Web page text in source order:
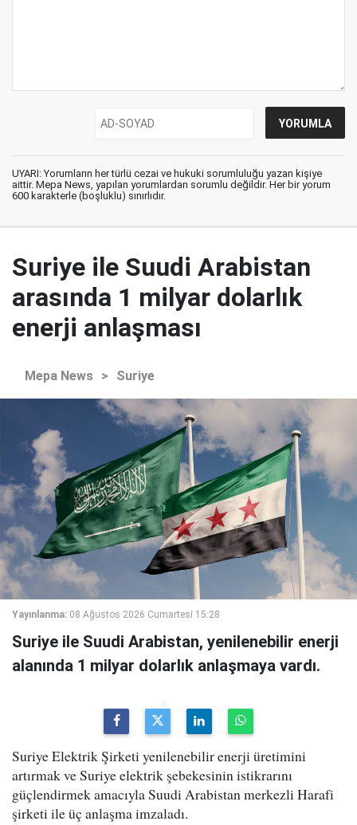
UYARI: Yorumların her türlü cezai ve hukuki sorumluluğu yazan kişiye
aittir. Mepa News, yapılan yorumlardan sorumlu değildir. Her bir yorum
600 karakterle (boşluklu) sınırlıdır.
Suriye ile Suudi Arabistan
arasında 1 milyar dolarlık
enerji anlaşması
Mepa News > Suriye
Yayınlanma: 08 Ağustos 2026 Cumartesi 15:28
Suriye ile Suudi Arabistan, yenilenebilir enerji
alanında 1 milyar dolarlık anlaşmaya vardı.
Suriye Elektrik Şirketi yenilenebilir enerji üretimini
artırmak ve Suriye elektrik şebekesinin istikrarını
güçlendirmek amacıyla Suudi Arabistan merkezli Harafi
şirketi ile üç anlaşma imzaladı.